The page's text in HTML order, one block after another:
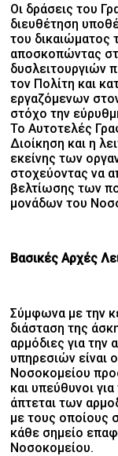
Οι δράσεις του
διευθέτηση
του δικαιώματος
αποσκοπώντας
δυσλειτουργιών
τον Πολίτη και
εργαζόμενων
στόχο την
Το Αυτοτελές
Διοίκηση και η
εκείνης των
στοχεύοντας να
βελτίωσης των
μονάδων του
Βασικές Αρχές
Σύμφωνα με την
διάσταση της
αρμόδιες για
υπηρεσιών είναι
Νοσοκομείου
και υπεύθυνοι
άπτεται των
με τους οποίους
κάθε σημείο
Νοσοκομείου.